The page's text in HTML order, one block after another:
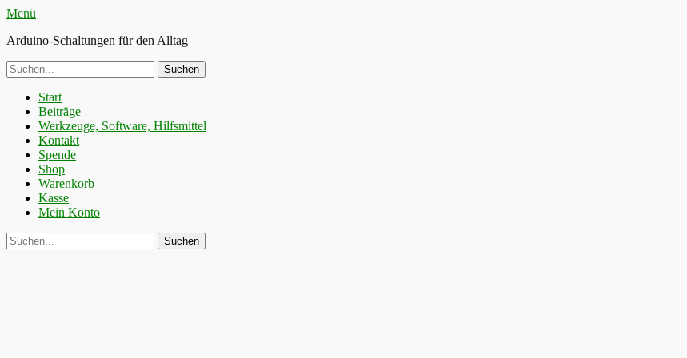
Menü
Arduino-Schaltungen für den Alltag
Suche
nach:
Primäres
Menü
Zum
Inhalt
springen
Start
Beiträge
Werkzeuge, Software, Hilfsmittel
Kontakt
Spende
Shop
Warenkorb
Kasse
Mein Konto
Suchen
Suche
nach: